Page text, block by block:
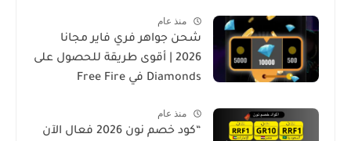
منذ عام
شحن جواهر فري فاير مجانا
2026 | أقوى طريقة للحصول على
Diamonds في Free Fire
منذ عام
“كود خصم نون 2026 فعال الآن